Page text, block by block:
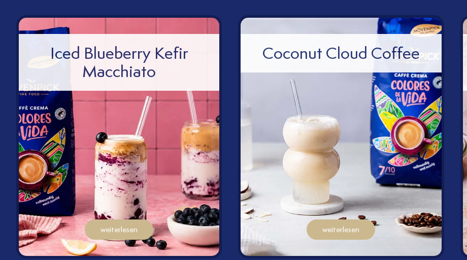
Iced Blueberry Kefir
Macchiato
weiterlesen
Coconut Cloud Coffee
weiterlesen